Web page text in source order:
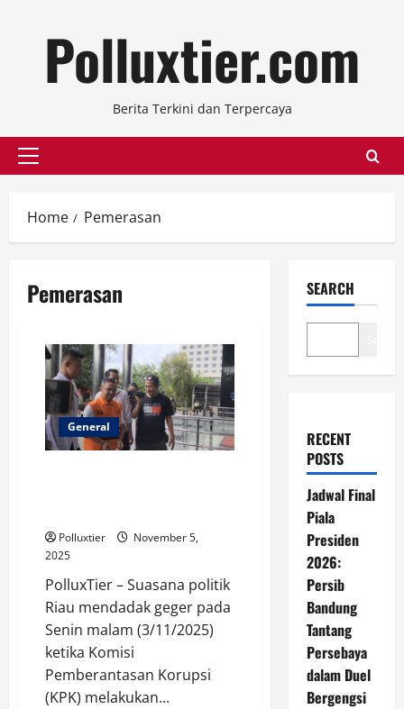
Polluxtier.com
Berita Terkini dan Terpercaya
Primary
Home Pemerasan
Pemerasan
General
Polluxtier
November 5,
2025
PolluxTier – Suasana politik
Riau mendadak geger pada
Senin malam (3/11/2025)
ketika Komisi
Pemberantasan Korupsi
(KPK) melakukan...
SEARCH
RECENT
POSTS
Jadwal Final
Piala
Presiden
2026:
Persib
Bandung
Tantang
Persebaya
dalam Duel
Bergengsi